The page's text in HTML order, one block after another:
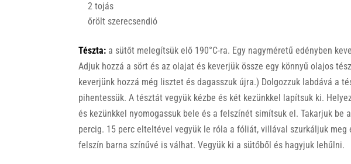
2 tojás
őrölt szerecsendió
Tészta: a sütőt melegítsük elő 190°C-ra. Egy nagyméretű edényben
Adjuk hozzá a sört és az olajat és keverjük össze egy könnyű olajos
keverjünk hozzá még lisztet és dagasszuk újra.) Dolgozzuk labdává a
pihentessük. A tésztát vegyük kézbe és két kezünkkel lapítsuk ki.
és kezünkkel nyomogassuk bele és a felszínét simítsuk el. Takarjuk be
percig. 15 perc elteltével vegyük le róla a fóliát, villával szurkáljuk meg
felszín barna színűvé is válhat. Vegyük ki a sütőből és hagyjuk lehűlni.